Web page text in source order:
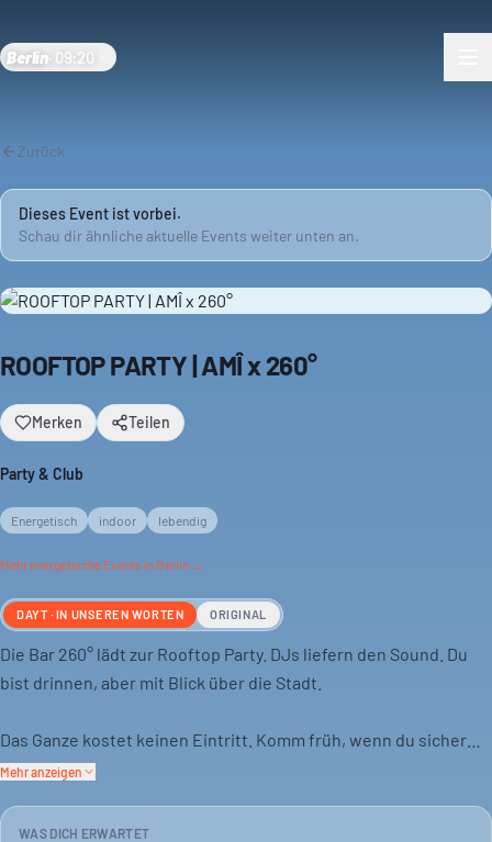
Berlin 09:20
Zurück
Dieses Event ist vorbei.
Schau dir ähnliche aktuelle Events weiter unten an.
ROOFTOP PARTY | AMÎ x 260°
Merken Teilen
Party & Club
Energetisch indoor lebendig
Mehrenergetische Events in Berlin →
DAYT · IN UNSEREN WORTEN ORIGINAL
Die Bar 260° lädt zur Rooftop Party. DJs liefern den Sound. Du
bist drinnen, aber mit Blick über die Stadt.
Das Ganze kostet keinen Eintritt. Komm früh, wenn du sicher
rein willst. Es ist eine Party, die schnell voll wird.
Ideal, wenn du mit Freunden unterwegs bist oder ein Date hast.
Mehr anzeigen
WAS DICH ERWARTET